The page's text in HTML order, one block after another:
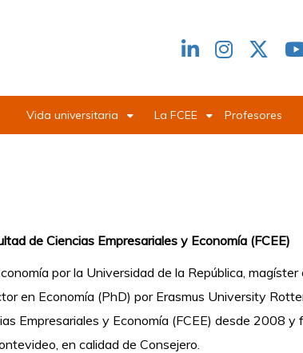
Redes
header
Vida universitaria La FCEE Profesores
de Ciencias Empresariales y Economía (FCEE)
por la Universidad de la República,
en Economía (PhD) por Erasmus University
Empresariales y Economía (FCEE) desde 2008
en calidad de Consejero.